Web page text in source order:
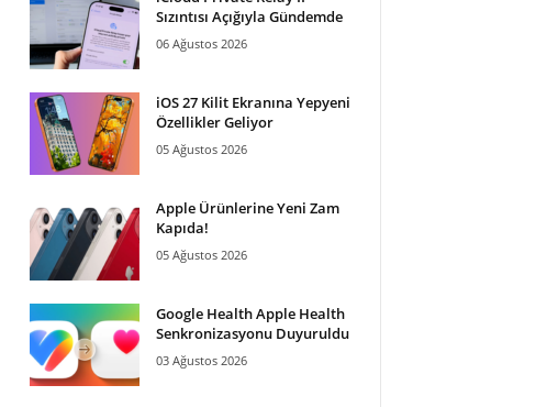
Sızıntısı Açığıyla Gündemde
06 Ağustos 2026
iOS 27 Kilit Ekranına Yepyeni
Özellikler Geliyor
05 Ağustos 2026
Apple Ürünlerine Yeni Zam
Kapıda!
05 Ağustos 2026
Google Health Apple Health
Senkronizasyonu Duyuruldu
03 Ağustos 2026